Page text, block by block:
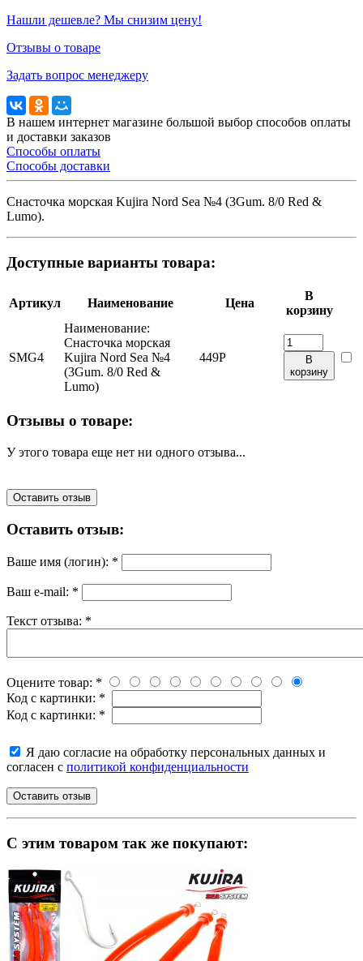
Нашли дешевле? Мы снизим цену!
Отзывы о товаре
Задать вопрос менеджеру
В нашем интернет магазине большой выбор способов оплаты
и доставки заказов
Способы оплаты
Способы доставки
Снасточка морская Kujira Nord Sea №4 (3Gum. 8/0 Red &
Lumo).
Доступные варианты товара:
Артикул Наименование Цена
В
корзину
SMG4
Наименование:
Снасточка морская
Kujira Nord Sea №4
(3Gum. 8/0 Red &
Lumo)
449Р
В
корзину
Отзывы о товаре:
У этого товара еще нет ни одного отзыва...
Оставить отзыв
Оставить отзыв:
Ваше имя (логин): *
Ваш e-mail: *
Текст отзыва: *
Оцените товар: *
Код с картинки: *
Код с картинки: *
Я даю согласие на обработку персональных данных и
согласен с политикой конфиденциальности
C этим товаром так же покупают: